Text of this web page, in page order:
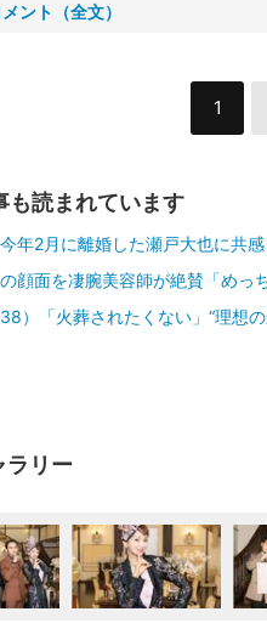
ント（全文）
1
も読まれています
年2月に離婚した瀬戸大也に共
顔面を凄腕美容師が絶賛「めっ
）「火葬されたくない」“理想
ラリー